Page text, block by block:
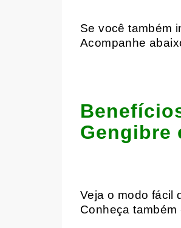
Se você também
Acompanhe
Gengibre
Veja o modo fácil
Conheça